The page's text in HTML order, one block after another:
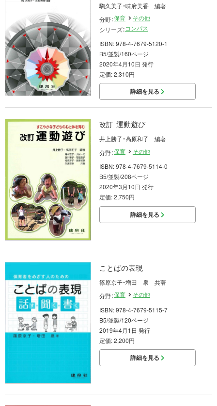
駒久美子・味府美香 編著
分野：保育
その他
シリーズ：コンパス
ISBN: 978-4-7679-5120-1
B5/並製/160ページ
2020年4月10日 発行
定価: 2,310円
詳細を見る
改訂 運動遊び
井上勝子・高原和子 編著
分野：保育
その他
ISBN: 978-4-7679-5114-0
B5/並製/208ページ
2020年3月10日 発行
定価: 2,750円
詳細を見る
ことばの表現
篠原京子・増田 泉 共著
分野：保育
その他
ISBN: 978-4-7679-5115-7
B5/並製/120ページ
2019年4月1日 発行
定価: 2,200円
詳細を見る